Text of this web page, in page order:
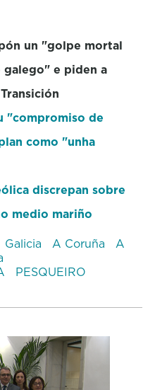
un "golpe mortal
e piden a
"compromiso de
como "unha
discrepan sobre
medio mariño
Galicia A Coruña
A
PESQUEIRO